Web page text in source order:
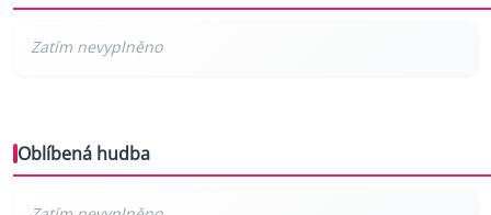
Oblíbená hudba